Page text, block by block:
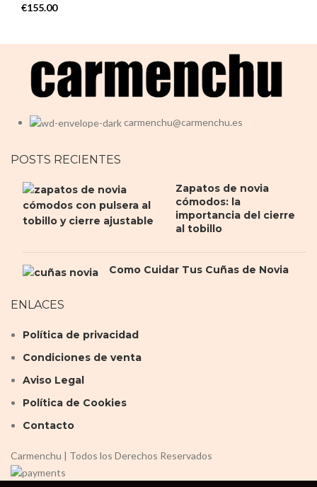
€155.00
carmenchu@carmenchu.es
POSTS RECIENTES
Zapatos de novia
cómodos: la
importancia del cierre
al tobillo
Como Cuidar Tus Cuñas de Novia
ENLACES
Política de privacidad
Condiciones de venta
Aviso Legal
Política de Cookies
Contacto
Carmenchu | Todos los Derechos Reservados